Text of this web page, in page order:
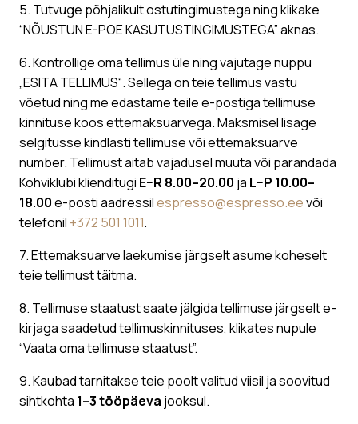
5. Tutvuge põhjalikult ostutingimustega ning klikake
“NÕUSTUN E-POE KASUTUSTINGIMUSTEGA” aknas.
6. Kontrollige oma tellimus üle ning vajutage nuppu
„ESITA TELLIMUS“. Sellega on teie tellimus vastu
võetud ning me edastame teile e-postiga tellimuse
kinnituse koos ettemaksuarvega. Maksmisel lisage
selgitusse kindlasti tellimuse või ettemaksuarve
number. Tellimust aitab vajadusel muuta või parandada
Kohviklubi klienditugi E–R 8.00–20.00 ja L–P 10.00–
18.00e-posti aadressilespresso@espresso.eevõi
telefonil +372 501 1011.
7. Ettemaksuarve laekumise järgselt asume koheselt
teie tellimust täitma.
8. Tellimuse staatust saate jälgida tellimuse järgselt e-
kirjaga saadetud tellimuskinnituses, klikates nupule
“Vaata oma tellimuse staatust”.
9. Kaubad tarnitakse teie poolt valitud viisil ja soovitud
sihtkohta 1–3 tööpäeva jooksul.